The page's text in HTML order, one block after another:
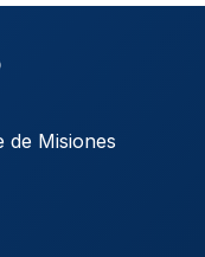
de Misiones